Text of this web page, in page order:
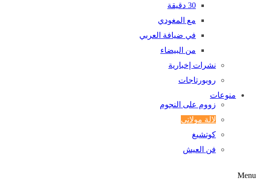
30 دقيقة
مع المغودي
في ضيافة العربي
من البيضاء
نشرات إخبارية
روبورتاجات
منوعات
زووم على النجوم
لالة مولاتي
كوتشيغ
فن العيش
Menu